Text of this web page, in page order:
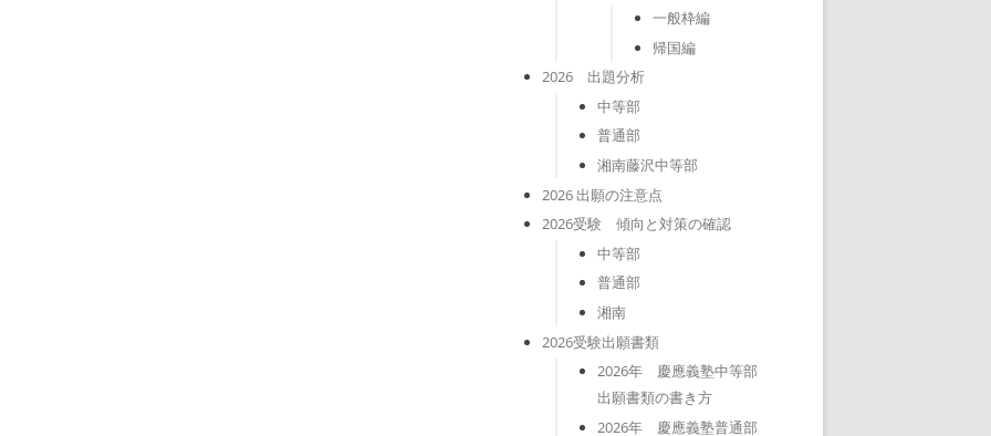
一般枠編
帰国編
2026 出題分析
中等部
普通部
湘南藤沢中等部
2026 出願の注意点
2026受験 傾向と対策の確認
中等部
普通部
湘南
2026受験出願書類
2026年 慶應義塾中等部
出願書類の書き方
2026年 慶應義塾普通部